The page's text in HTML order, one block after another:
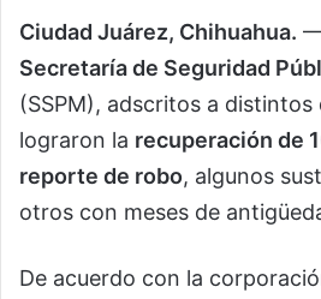
Ciudad Juárez, Chihuahua. —
Secretaría de Seguridad
(SSPM), adscritos a
lograron la recuperación de
reporte de robo, algunos
otros con meses de
De acuerdo con la